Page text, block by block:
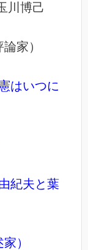
川博己
家）
はいつに
紀夫と葉
）